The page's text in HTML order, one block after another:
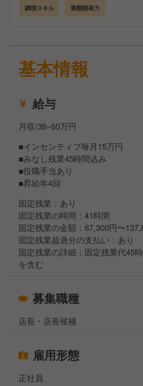
調理スキル 業態開発力
基本情報
給与
月収/38~60万円
■インセンティブ毎月15万円
■みなし残業45時間込み
■役職手当あり
■昇給年4回
固定残業：あり
固定残業の時間：41時間
固定残業の金額：87,300円〜
固定残業超過分の支払い：あり
固定残業の詳細：固定残業代45
を含む
募集職種
店長・店長候補
雇用形態
正社員